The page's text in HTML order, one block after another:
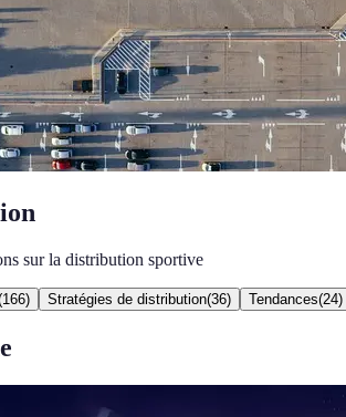
sur la distribution sportive
166) Stratégies de distribution(36) Tendances(24)